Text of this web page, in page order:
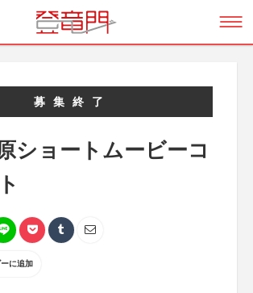
募集終了
ショートムービーコ
に追加